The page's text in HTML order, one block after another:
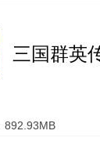
三国群英
892.93MB